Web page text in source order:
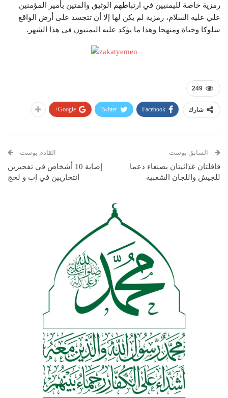
رمزية خاصة لليمنيين في ارتباطهم الوثيق والمتين بأمير المؤمنين
علي عليه السلام، رمزية لم يكن لها إلا أن تتجسد على أرض الواقع
سلوكا وحياة ومنهجا وهذا ما يؤكد عليه اليمنيون في هذا الشهر.
249
شارك Facebook
Twitter
Google+
السابق بوست
قافلتان غذائيتان بصنعاء دعما
للجيش واللجان الشعبية
القادم بوست
إصابة 10 أشخاص في تفجيرين
انتحاريين في إب و لحج